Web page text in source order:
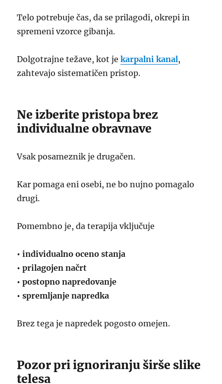
Telo potrebuje čas, da se prilagodi, okrepi in
spremeni vzorce gibanja.
Dolgotrajne težave, kot jekarpalni kanal,
zahtevajo sistematičen pristop.
Ne izberite pristopa brez
individualne obravnave
Vsak posameznik je drugačen.
Kar pomaga eni osebi, ne bo nujno pomagalo
drugi.
Pomembno je, da terapija vključuje
• individualno oceno stanja
• prilagojen načrt
• postopno napredovanje
• spremljanje napredka
Brez tega je napredek pogosto omejen.
Pozor pri ignoriranju širše slike
telesa